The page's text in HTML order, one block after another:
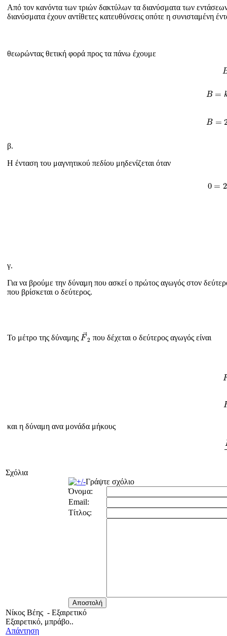
Από τον κανόντα των τριών δακτύλων τα διανύσματα των
διανύσματα έχουν αντίθετες κατευθύνσεις οπότε η συνισταμένη
θεωρώντας θετική φορά προς τα πάνω έχουμε
B =
B =
β.
Η ένταση του μαγνητικού πεδίου μηδενίζεται όταν
0 = 2
γ.
Για να βρούμε την δύναμη που ασκεί ο πρώτος αγωγός στον
που βρίσκεται ο δεύτερος.
Το μέτρο της δύναμης F 2
F→
που δέχεται ο δεύτερος αγωγός είναι
και η δύναμη ανα μονάδα μήκους
Σχόλια
Γράψτε σχόλιο
Όνομα:
Email:
Τίτλος:
Νίκος Βέης - Εξαιρετικό
Εξαιρετικό, μπράβο..
Απάντηση